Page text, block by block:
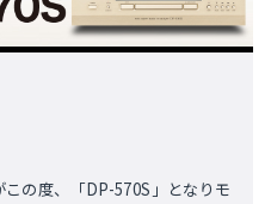
の度、「DP-570S」となりモ